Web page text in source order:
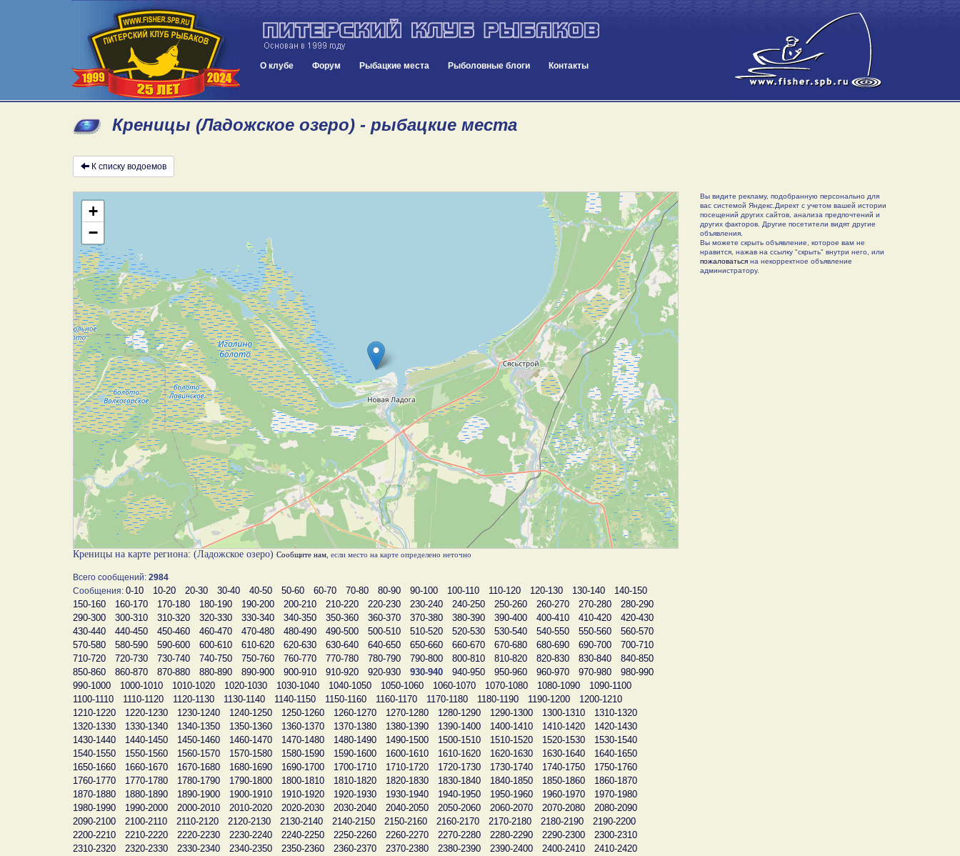
О клубе Форум Рыбацкие места Рыболовные блоги Контакты
Креницы (Ладожское озеро) - рыбацкие места
К списку водоемов
+
−
Креницы на карте региона: (Ладожское озеро) Сообщите нам , если место на карте определено неточно
Всего сообщений: 2984
Сообщения: 0-10 10-20 20-30 30-40 40-50 50-60 60-70 70-80 80-90 90-100 100-110 110-120 120-130 130-140
140-150
150-160
160-170 170-180 180-190 190-200 200-210 210-220 220-230 230-240 240-250 250-260 260-270 270-280
280-290
290-300
300-310 310-320 320-330 330-340 340-350 350-360 360-370 370-380 380-390 390-400 400-410 410-420
420-430
430-440
440-450 450-460 460-470 470-480 480-490 490-500 500-510 510-520 520-530 530-540 540-550 550-560
560-570
570-580
580-590 590-600 600-610 610-620 620-630 630-640 640-650 650-660 660-670 670-680 680-690 690-700
700-710
710-720
720-730 730-740 740-750 750-760 760-770 770-780 780-790 790-800 800-810 810-820 820-830 830-840
840-850
850-860
860-870 870-880 880-890 890-900 900-910 910-920 920-930 930-940 940-950 950-960 960-970 970-980
980-990
990-1000
1000-1010 1010-1020 1020-1030 1030-1040 1040-1050 1050-1060 1060-1070 1070-1080 1080-1090
1090-1100
1100-1110
1110-1120 1120-1130 1130-1140 1140-1150 1150-1160 1160-1170 1170-1180 1180-1190 1190-1200
1200-1210
1210-1220
1220-1230 1230-1240 1240-1250 1250-1260 1260-1270 1270-1280 1280-1290 1290-1300 1300-1310
1310-1320
1320-1330
1330-1340 1340-1350 1350-1360 1360-1370 1370-1380 1380-1390 1390-1400 1400-1410 1410-1420
1420-1430
1430-1440
1440-1450 1450-1460 1460-1470 1470-1480 1480-1490 1490-1500 1500-1510 1510-1520 1520-1530
1530-1540
1540-1550
1550-1560 1560-1570 1570-1580 1580-1590 1590-1600 1600-1610 1610-1620 1620-1630 1630-1640
1640-1650
1650-1660
1660-1670 1670-1680 1680-1690 1690-1700 1700-1710 1710-1720 1720-1730 1730-1740 1740-1750
1750-1760
1760-1770
1770-1780 1780-1790 1790-1800 1800-1810 1810-1820 1820-1830 1830-1840 1840-1850 1850-1860
1860-1870
1870-1880
1880-1890 1890-1900 1900-1910 1910-1920 1920-1930 1930-1940 1940-1950 1950-1960 1960-1970
1970-1980
1980-1990
1990-2000 2000-2010 2010-2020 2020-2030 2030-2040 2040-2050 2050-2060 2060-2070 2070-2080
2080-2090
2090-2100
2100-2110 2110-2120 2120-2130 2130-2140 2140-2150 2150-2160 2160-2170 2170-2180 2180-2190
2190-2200
2200-2210
2210-2220 2220-2230 2230-2240 2240-2250 2250-2260 2260-2270 2270-2280 2280-2290 2290-2300
2300-2310
2310-2320
2320-2330 2330-2340 2340-2350 2350-2360 2360-2370 2370-2380 2380-2390 2390-2400 2400-2410
2410-2420
Вы видите рекламу, подобранную персонально для
вас системой Яндекс.Директ с учетом вашей истории
посещений других сайтов, анализа предпочтений и
других факторов. Другие посетители видят другие
объявления.
Вы можете скрыть объявление, которое вам не
нравится, нажав на ссылку "скрыть" внутри него, или
пожаловатьсяна некорректное объявление
администратору.